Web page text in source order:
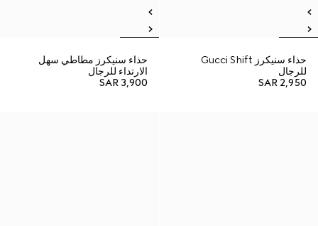
حذاء سنيكرز Gucci Shift
للرجال
SAR 2,950
حذاء سنيكرز مطاطي سهل
الارتداء للرجال
SAR 3,900